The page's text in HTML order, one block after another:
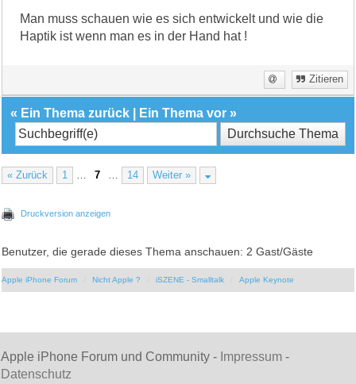
Man muss schauen wie es sich entwickelt und wie die
Haptik ist wenn man es in der Hand hat !
Zitieren
« Ein Thema zurück Ein Thema vor »
« Zurück 1 … 7 … 14 Weiter »
Druckversion anzeigen
Benutzer, die gerade dieses Thema anschauen: 2 Gast/Gäste
Apple iPhone Forum Nicht Apple ? iSZENE - Smalltalk Apple Keynote
Apple iPhone Forum und Community - Impressum -
Datenschutz